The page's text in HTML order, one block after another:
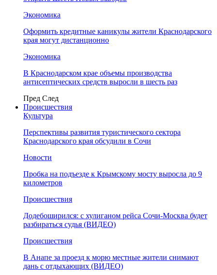
Экономика
Оформить кредитные каникулы жители Краснодарского
края могут дистанционно
Экономика
В Краснодарском крае объемы производства
антисептических средств выросли в шесть раз
Пред След
Происшествия
Культура
Перспективы развития туристического сектора
Краснодарского края обсудили в Сочи
Новости
Пробка на подъезде к Крымскому мосту выросла до 9
километров
Происшествия
Додебоширился: с хулиганом рейса Сочи-Москва будет
разбираться судья (ВИДЕО)
Происшествия
В Анапе за проезд к морю местные жители снимают
дань с отдыхающих (ВИДЕО)